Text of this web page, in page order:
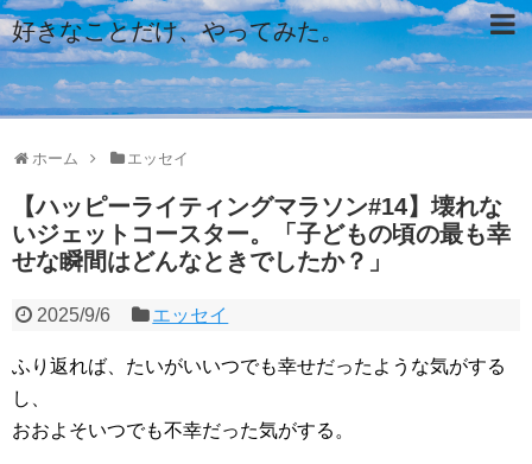
好きなことだけ、やってみた。
ホーム エッセイ
【ハッピーライティングマラソン#14】壊れな
いジェットコースター。「子どもの頃の最も幸
せな瞬間はどんなときでしたか？」
2025/9/6 エッセイ
ふり返れば、たいがいいつでも幸せだったような気がする
し、
おおよそいつでも不幸だった気がする。